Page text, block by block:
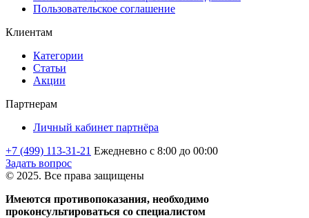
Пользовательское соглашение
Клиентам
Категории
Статьи
Акции
Партнерам
Личный кабинет партнёра
+7 (499) 113-31-21 Ежедневно с 8:00 до 00:00
Задать вопрос
© 2025. Все права защищены
Имеются противопоказания, необходимо
проконсультироваться со специалистом